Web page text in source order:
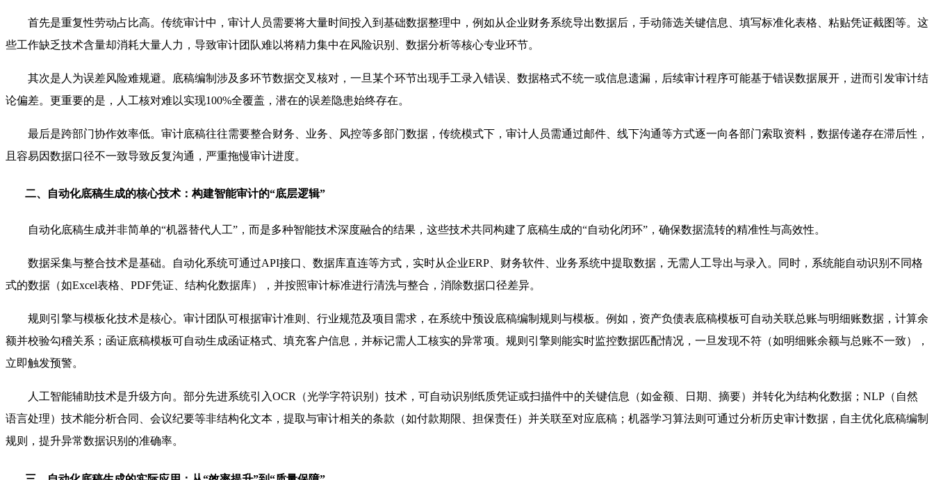
首先是重复性劳动占比高。传统审计中，审计人员需要将大量时间投入到基础数据整理中，例如从企业财务系统导出数据后，手动筛选关键信息、填写标准化表格、粘贴凭证截图等。这
些工作缺乏技术含量却消耗大量人力，导致审计团队难以将精力集中在风险识别、数据分析等核心专业环节。
其次是人为误差风险难规避。底稿编制涉及多环节数据交叉核对，一旦某个环节出现手工录入错误、数据格式不统一或信息遗漏，后续审计程序可能基于错误数据展开，进而引发审计结
论偏差。更重要的是，人工核对难以实现100%全覆盖，潜在的误差隐患始终存在。
最后是跨部门协作效率低。审计底稿往往需要整合财务、业务、风控等多部门数据，传统模式下，审计人员需通过邮件、线下沟通等方式逐一向各部门索取资料，数据传递存在滞后性，
且容易因数据口径不一致导致反复沟通，严重拖慢审计进度。
二、自动化底稿生成的核心技术：构建智能审计的“底层逻辑”
自动化底稿生成并非简单的“机器替代人工”，而是多种智能技术深度融合的结果，这些技术共同构建了底稿生成的“自动化闭环”，确保数据流转的精准性与高效性。
数据采集与整合技术是基础。自动化系统可通过API接口、数据库直连等方式，实时从企业ERP、财务软件、业务系统中提取数据，无需人工导出与录入。同时，系统能自动识别不同格
式的数据（如Excel表格、PDF凭证、结构化数据库），并按照审计标准进行清洗与整合，消除数据口径差异。
规则引擎与模板化技术是核心。审计团队可根据审计准则、行业规范及项目需求，在系统中预设底稿编制规则与模板。例如，资产负债表底稿模板可自动关联总账与明细账数据，计算余
额并校验勾稽关系；函证底稿模板可自动生成函证格式、填充客户信息，并标记需人工核实的异常项。规则引擎则能实时监控数据匹配情况，一旦发现不符（如明细账余额与总账不一致），
立即触发预警。
人工智能辅助技术是升级方向。部分先进系统引入OCR（光学字符识别）技术，可自动识别纸质凭证或扫描件中的关键信息（如金额、日期、摘要）并转化为结构化数据；NLP（自然
语言处理）技术能分析合同、会议纪要等非结构化文本，提取与审计相关的条款（如付款期限、担保责任）并关联至对应底稿；机器学习算法则可通过分析历史审计数据，自主优化底稿编制
规则，提升异常数据识别的准确率。